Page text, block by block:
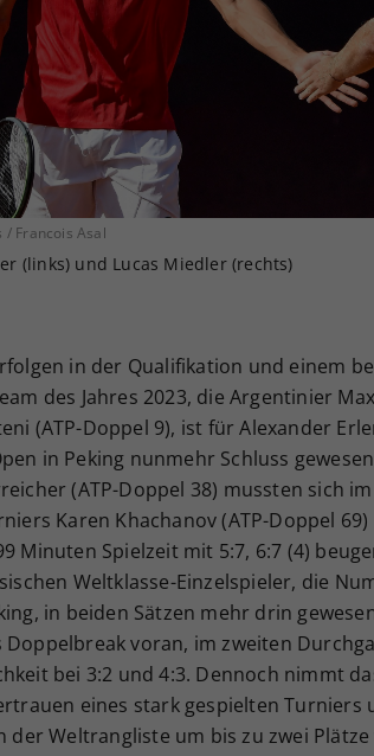
/ Francois Asal
(links) und Lucas Miedler (rechts)
in der Qualifikation und einem
des Jahres 2023, die Argentinier
(ATP-Doppel 9), ist für Alexander
in Peking nunmehr Schluss
(ATP-Doppel 38) mussten sich
Karen Khachanov (ATP-Doppel
Minuten Spielzeit mit 5:7, 6:7 (4)
Weltklasse-Einzelspieler, die
in beiden Sätzen mehr drin
Doppelbreak voran, im zweiten
bei 3:2 und 4:3. Dennoch nimmt
eines stark gespielten Turniers
der Weltrangliste um bis zu zwei